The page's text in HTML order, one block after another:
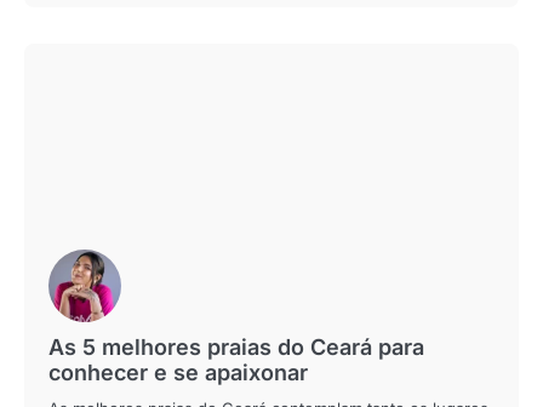
As 5 melhores praias do Ceará para
conhecer e se apaixonar